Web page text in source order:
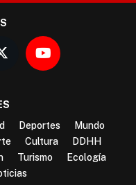
Deportes
Mundo
Cultura
DDHH
Turismo
Ecología